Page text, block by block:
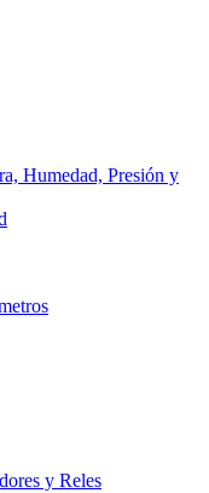
Humedad, Presión y
y Reles